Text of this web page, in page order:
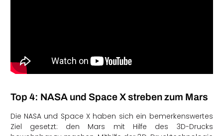
Top 4: NASA und Space X streben zum Mars
Die NASA und Space X haben sich ein bemerkenswertes
Ziel gesetzt: den Mars mit Hilfe des 3D-Drucks